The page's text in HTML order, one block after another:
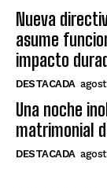
Nueva
asume
impacto
DESTACADA
Una noche
matrimonial
DESTACADA